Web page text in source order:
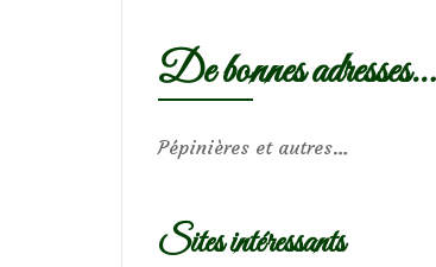
De bonnes adresses…
Pépinières et autres…
Sites intéressants